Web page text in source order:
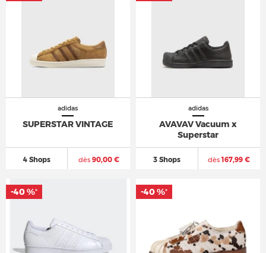
adidas
SUPERSTAR VINTAGE
4 Shops dès90,00 €
adidas
AVAVAV Vacuum x
Superstar
3 Shops dès167,99 €
-40 %* -40 %*